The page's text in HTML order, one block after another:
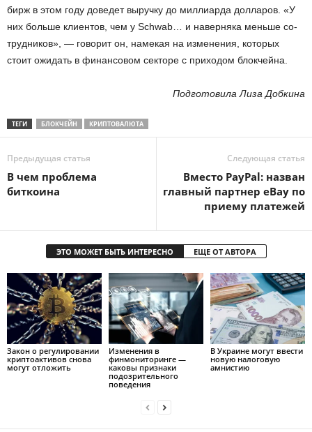
бирж в этом году до­ве­дет вы­руч­ку до мил­ли­ар­да дол­ла­ров. «У
них боль­ше кли­ен­тов, чем у Schwab… и на­вер­ня­ка мень­ше со­
труд­ни­ков», — го­во­рит он, на­ме­кая на из­ме­не­ния, ко­то­рых
стоит ожи­дать в фи­нан­со­вом сек­то­ре с при­хо­дом блок­чей­на.
Под­го­то­ви­ла Лиза Доб­ки­на
ТЕГИ БЛОКЧЕЙН КРИПТОВАЛЮТА
Предыдущая статья
В чем проблема
биткоина
Следующая статья
Вместо PayPal: назван
главный партнер eBay по
приему платежей
ЭТО МОЖЕТ БЫТЬ ИНТЕРЕСНО ЕЩЕ ОТ АВТОРА
Закон о регулировании
криптоактивов снова
могут отложить
Изменения в
финмониторинге —
каковы признаки
подозрительного
поведения
В Украине могут ввести
новую налоговую
амнистию